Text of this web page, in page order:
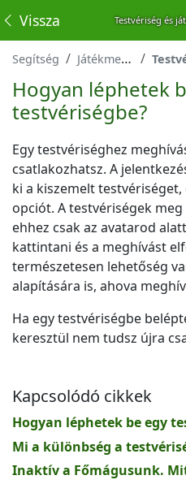
Testvériség és
Vissza
Segítség Játékmenet
Hogyan léphetek
testvériségbe?
Egy testvériséghez
csatlakozhatsz. A
ki a kiszemelt testvériséget,
opciót. A testvériségek
ehhez csak az avatarod
kattintani és a meghívást
természetesen lehetőség
alapítására is, ahova
Ha egy testvériségbe
keresztül nem tudsz újra
Kapcsolódó cikkek
Hogyan léphetek be egy
Mi a különbség a
Inaktív a Főmágusunk.